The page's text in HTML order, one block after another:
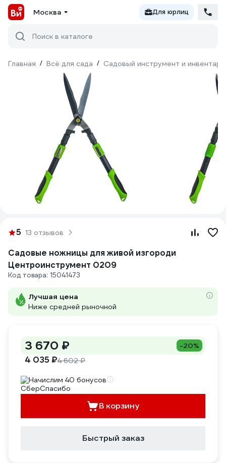
Москва Для юрлиц
Поиск в каталоге
Главная / Всё для сада / Садовый инструмент и инвентарь
5 13 отзывов
Садовые ножницы для живой изгороди
Центроинструмент 0209
Код товара: 15041473
Лучшая цена
Ниже средней рыночной
3 670 ₽ -20%
4 035 ₽4 602 ₽
Начислим 40 бонусов
В корзину
Быстрый заказ